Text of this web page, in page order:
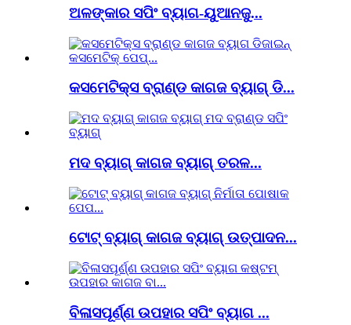
ଅଳଙ୍କାର ସପିଂ ବ୍ୟାଗ-ୟୁଆନଜୁ...
କସମେଟିକ୍ସ ବ୍ରାଣ୍ଡ କାଗଜ ବ୍ୟାଗ୍ ଡି...
ମଦ ବ୍ୟାଗ୍ କାଗଜ ବ୍ୟାଗ୍ ତରଳ...
ଟୋଟ୍ ବ୍ୟାଗ୍ କାଗଜ ବ୍ୟାଗ୍ ଉତ୍ପାଦନ...
ବିଳାସପୂର୍ଣ୍ଣ ଉପହାର ସପିଂ ବ୍ୟାଗ ...